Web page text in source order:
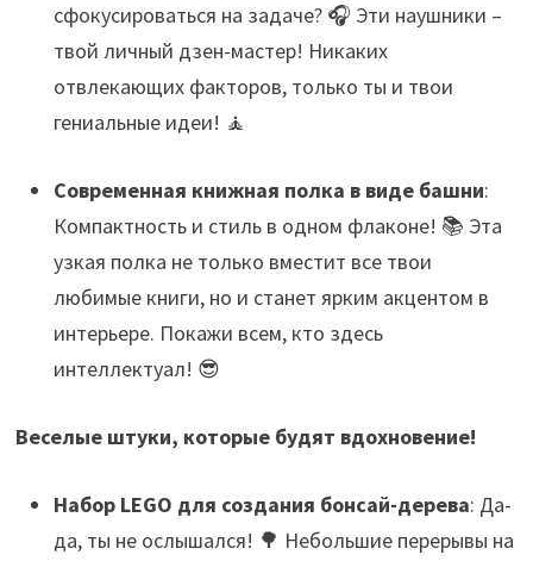
сфокусироваться на задаче? 🎧 Эти наушники –
твой личный дзен-мастер! Никаких
отвлекающих факторов, только ты и твои
гениальные идеи! 🧘
Современная книжная полка в виде башни:
Компактность и стиль в одном флаконе! 📚 Эта
узкая полка не только вместит все твои
любимые книги, но и станет ярким акцентом в
интерьере. Покажи всем, кто здесь
интеллектуал! 😎
Веселые штуки, которые будят вдохновение!
Набор LEGO для создания бонсай-дерева: Да-
да, ты не ослышался! 🌳 Небольшие перерывы на